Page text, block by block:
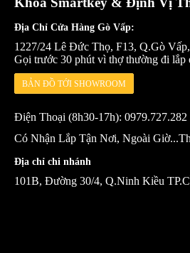
Địa Chỉ Cửa Hàng Gò Vấp:
1227/24 Lê Đức Thọ, F13, Q.Gò
Gọi trước 30 phút vì thợ thường đi lắp
BẢN ĐỒ TỚI SHOWROOM
Điện Thoại (8h30-17h): 0979.727.282
Có Nhận Lắp Tận Nơi, Ngoài
Địa chỉ chi nhánh
101B, Đường 30/4, Q.Ninh Kiều